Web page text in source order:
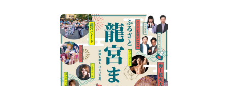
イベント情報 なめりかわめぐり
レンタサイクル 滑川から○○へ！サイク
リングコース